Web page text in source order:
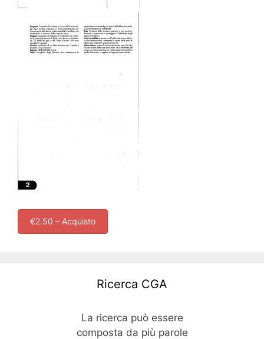
€2.50 – Acquisto
Ricerca CGA
La ricerca può essere
composta da più parole